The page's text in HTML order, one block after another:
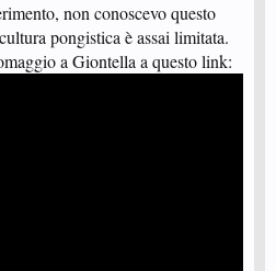
non conoscevo questo
pongistica è assai limitata.
a Giontella a questo link: